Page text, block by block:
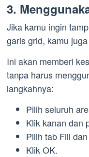
3.
Jika kamu ingin
garis grid, kamu
Ini akan memberi
tanpa harus
langkahnya:
Pilih seluruh
Klik kanan dan
Pilih tab Fill
Klik OK.